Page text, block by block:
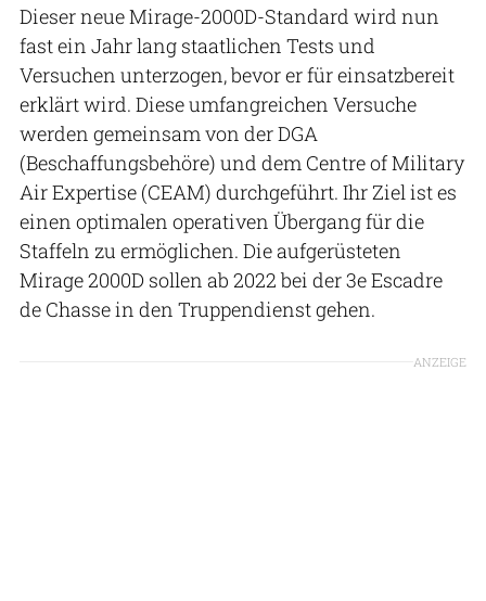
Dieser neue Mirage-2000D-Standard wird nun
fast ein Jahr lang staatlichen Tests und
Versuchen unterzogen, bevor er für einsatzbereit
erklärt wird. Diese umfangreichen Versuche
werden gemeinsam von der DGA
(Beschaffungsbehöre) und dem Centre of Military
Air Expertise (CEAM) durchgeführt. Ihr Ziel ist es
einen optimalen operativen Übergang für die
Staffeln zu ermöglichen. Die aufgerüsteten
Mirage 2000D sollen ab 2022 bei der 3e Escadre
de Chasse in den Truppendienst gehen.
ANZEIGE